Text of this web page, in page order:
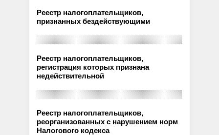
Реестр налогоплательщиков,
признанных бездействующими
Реестр налогоплательщиков,
регистрация которых признана
недействительной
Реестр налогоплательщиков,
реорганизованных с нарушением норм
Налогового кодекса